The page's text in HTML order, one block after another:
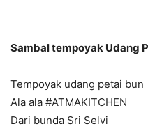
Sambal tempoyak Udang
Tempoyak udang petai bun
Ala ala #ATMAKITCHEN
Dari bunda Sri Selvi